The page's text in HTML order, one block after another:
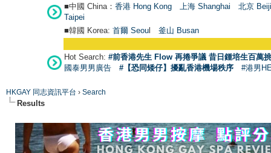
■中國 China： 香港 Hong Kong 上海 Shanghai
北京
Taipei
■韓國 Korea: 首爾 Seoul 釜山 Busan
Hot Search: #前香港先生 Flow 再捲爭議 昔日鍾培生百萬
國泰男男廣告
#【恐同矮仔】擾亂香港機場秩序 #港男
HKGAY 同志資訊平台 › Search
Results